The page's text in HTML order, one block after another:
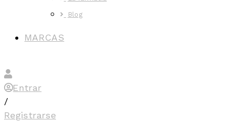
Blog
MARCAS
Entrar
/
Registrarse